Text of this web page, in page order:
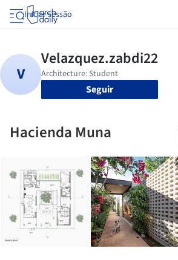
Iniciar sessão
Seguir
Hacienda Muna